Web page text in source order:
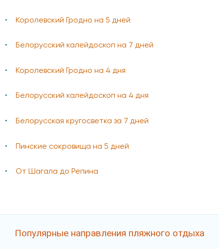
Королевский Гродно на 5 дней
Белорусский калейдоскоп на 7 дней
Королевский Гродно на 4 дня
Белорусский калейдоскоп на 4 дня
Белорусская кругосветка за 7 дней
Пинские сокровища на 5 дней
От Шагала до Репина
Популярные направления пляжного отдыха